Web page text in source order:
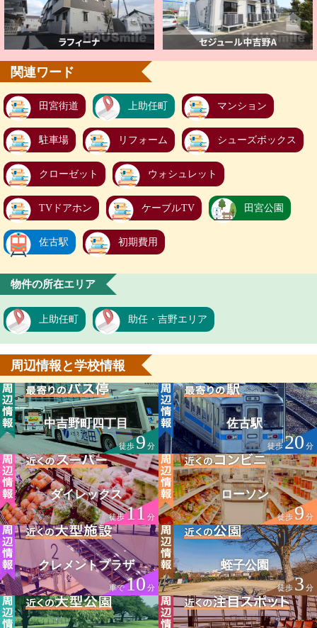
関連ワード
田宮街道 上助任町 マンション
駐車場 リフォーム シューズボックス
クローゼット ウォシュレット
TVドアホン ケーブルTV 田宮公園
佐古駅 初期費用
物件の所在エリア
上助任町 助任・吉野エリア
周辺情報と学校情報
中吉野町四丁目
徒歩9分
佐古駅
徒歩20分
ダイレックス
徒歩11 分
ローソン
徒歩9分
クレメントプラザ
車で10分
蛭子公園
徒歩3 分